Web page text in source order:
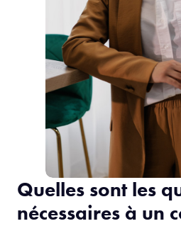
Quelles sont les
nécessaires à un